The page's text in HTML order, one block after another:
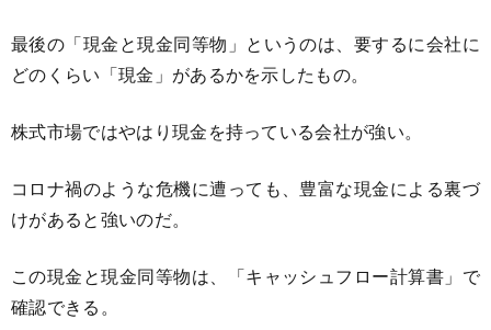
最後の「現金と現金同等物」というのは、要するに会社に
どのくらい「現金」があるかを示したもの。
株式市場ではやはり現金を持っている会社が強い。
コロナ禍のような危機に遭っても、豊富な現金による裏づ
けがあると強いのだ。
この現金と現金同等物は、「キャッシュフロー計算書」で
確認できる。